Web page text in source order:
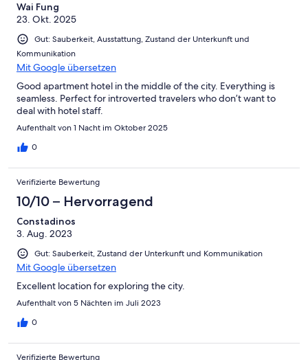
Wai Fung
23. Okt. 2025
Gut: Sauberkeit, Ausstattung, Zustand der Unterkunft und
Kommunikation
Mit Google übersetzen
Good apartment hotel in the middle of the city. Everything is
seamless. Perfect for introverted travelers who don’t want to
deal with hotel staff.
Aufenthalt von 1 Nacht im Oktober 2025
0
Verifizierte Bewertung
10/10 – Hervorragend
Constadinos
3. Aug. 2023
Gut: Sauberkeit, Zustand der Unterkunft und Kommunikation
Mit Google übersetzen
Excellent location for exploring the city.
Aufenthalt von 5 Nächten im Juli 2023
0
Verifizierte Bewertung